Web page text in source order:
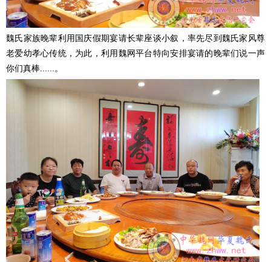
魏氏家族晚辈利用国庆假期宴请长辈座谈小叙，率先尽到魏氏家风尊
老爱幼孝心传统，为此，利用魏网平台特向安排宴请的晚辈们说一声
你们真棒......。